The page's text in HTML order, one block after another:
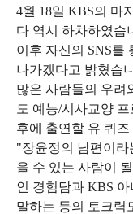
4월 18일 KBS의 마
다 역시 하차하였습
이후 자신의 SNS를
나가겠다고 밝혔습
많은 사람들의 우려
도 예능/시사교양
후에 출연할 유 퀴
"장윤정의 남편이
을 수 있는 사람이
인 경험담과 KBS
말하는 등의 토크력